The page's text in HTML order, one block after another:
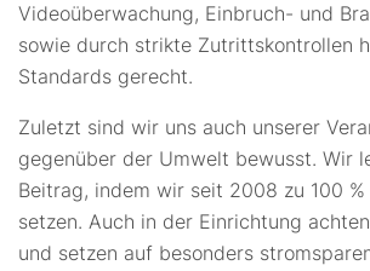
Videoüberwachung, Einbruch- und
sowie durch strikte Zutrittskontrollen
Standards gerecht.
Zuletzt sind wir uns auch unserer
gegenüber der Umwelt bewusst. Wir
Beitrag, indem wir seit 2008 zu 100
setzen. Auch in der Einrichtung
und setzen auf besonders